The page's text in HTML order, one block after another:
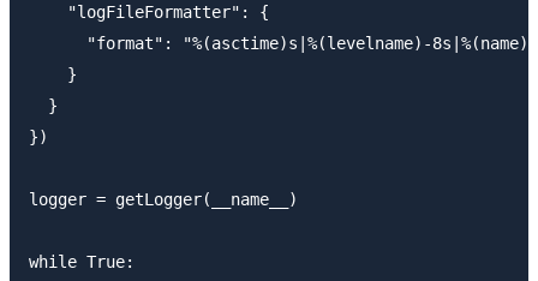
    "logFileFormatter": {
"format": "%(asctime)s|%(levelname)-
    }
  }
})
logger = getLogger(__name__)
while True: